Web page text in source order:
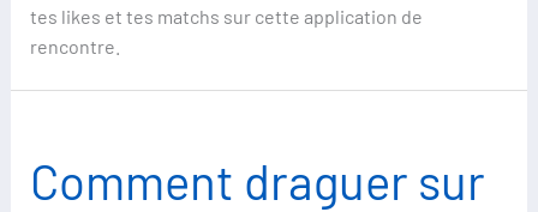
tes likes et tes matchs sur cette application de
rencontre.
Comment draguer sur